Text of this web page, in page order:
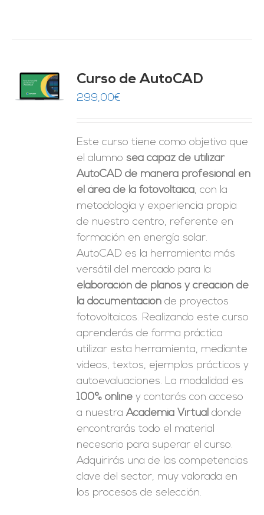
Curso de AutoCAD
299,00€
Este curso tiene como objetivo que
el alumno sea capaz de utilizar
AutoCAD de manera profesional en
el área de la fotovoltaica, con la
metodología y experiencia propia
de nuestro centro, referente en
formación en energía solar.
AutoCAD es la herramienta más
versátil del mercado para la
elaboración de planos y creación de
la documentación de proyectos
fotovoltaicos. Realizando este curso
aprenderás de forma práctica
utilizar esta herramienta, mediante
videos, textos, ejemplos prácticos y
autoevaluaciones. La modalidad es
100% online y contarás con acceso
a nuestraAcademia Virtual donde
encontrarás todo el material
necesario para superar el curso.
Adquirirás una de las competencias
clave del sector, muy valorada en
los procesos de selección.